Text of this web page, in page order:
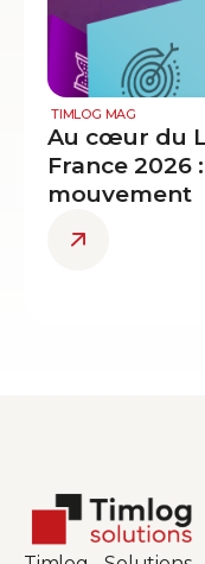
TIMLOG MAG
Au cœur du
France 2026
mouvement